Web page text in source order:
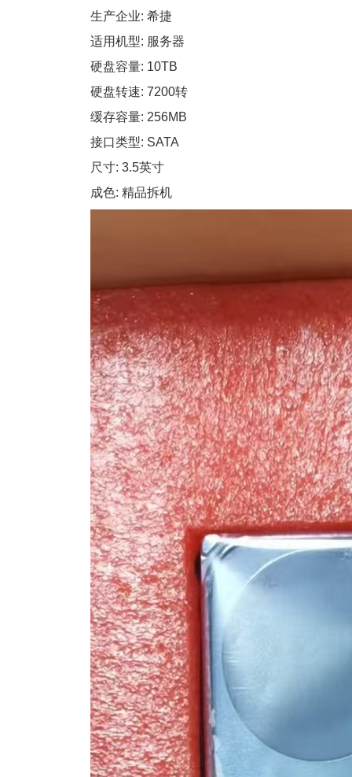
生产企业: 希捷
适用机型: 服务器
硬盘容量: 10TB
硬盘转速: 7200转
缓存容量: 256MB
接口类型: SATA
尺寸: 3.5英寸
成色: 精品拆机